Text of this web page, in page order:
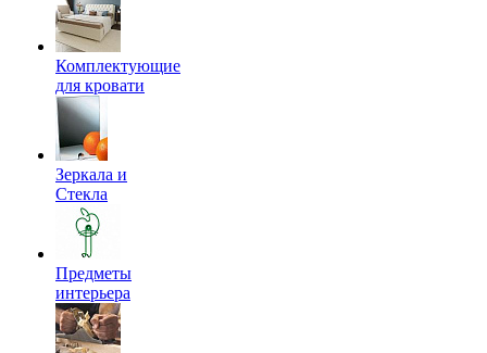
Комплектующие
для кровати
Зеркала и
Стекла
Предметы
интерьера